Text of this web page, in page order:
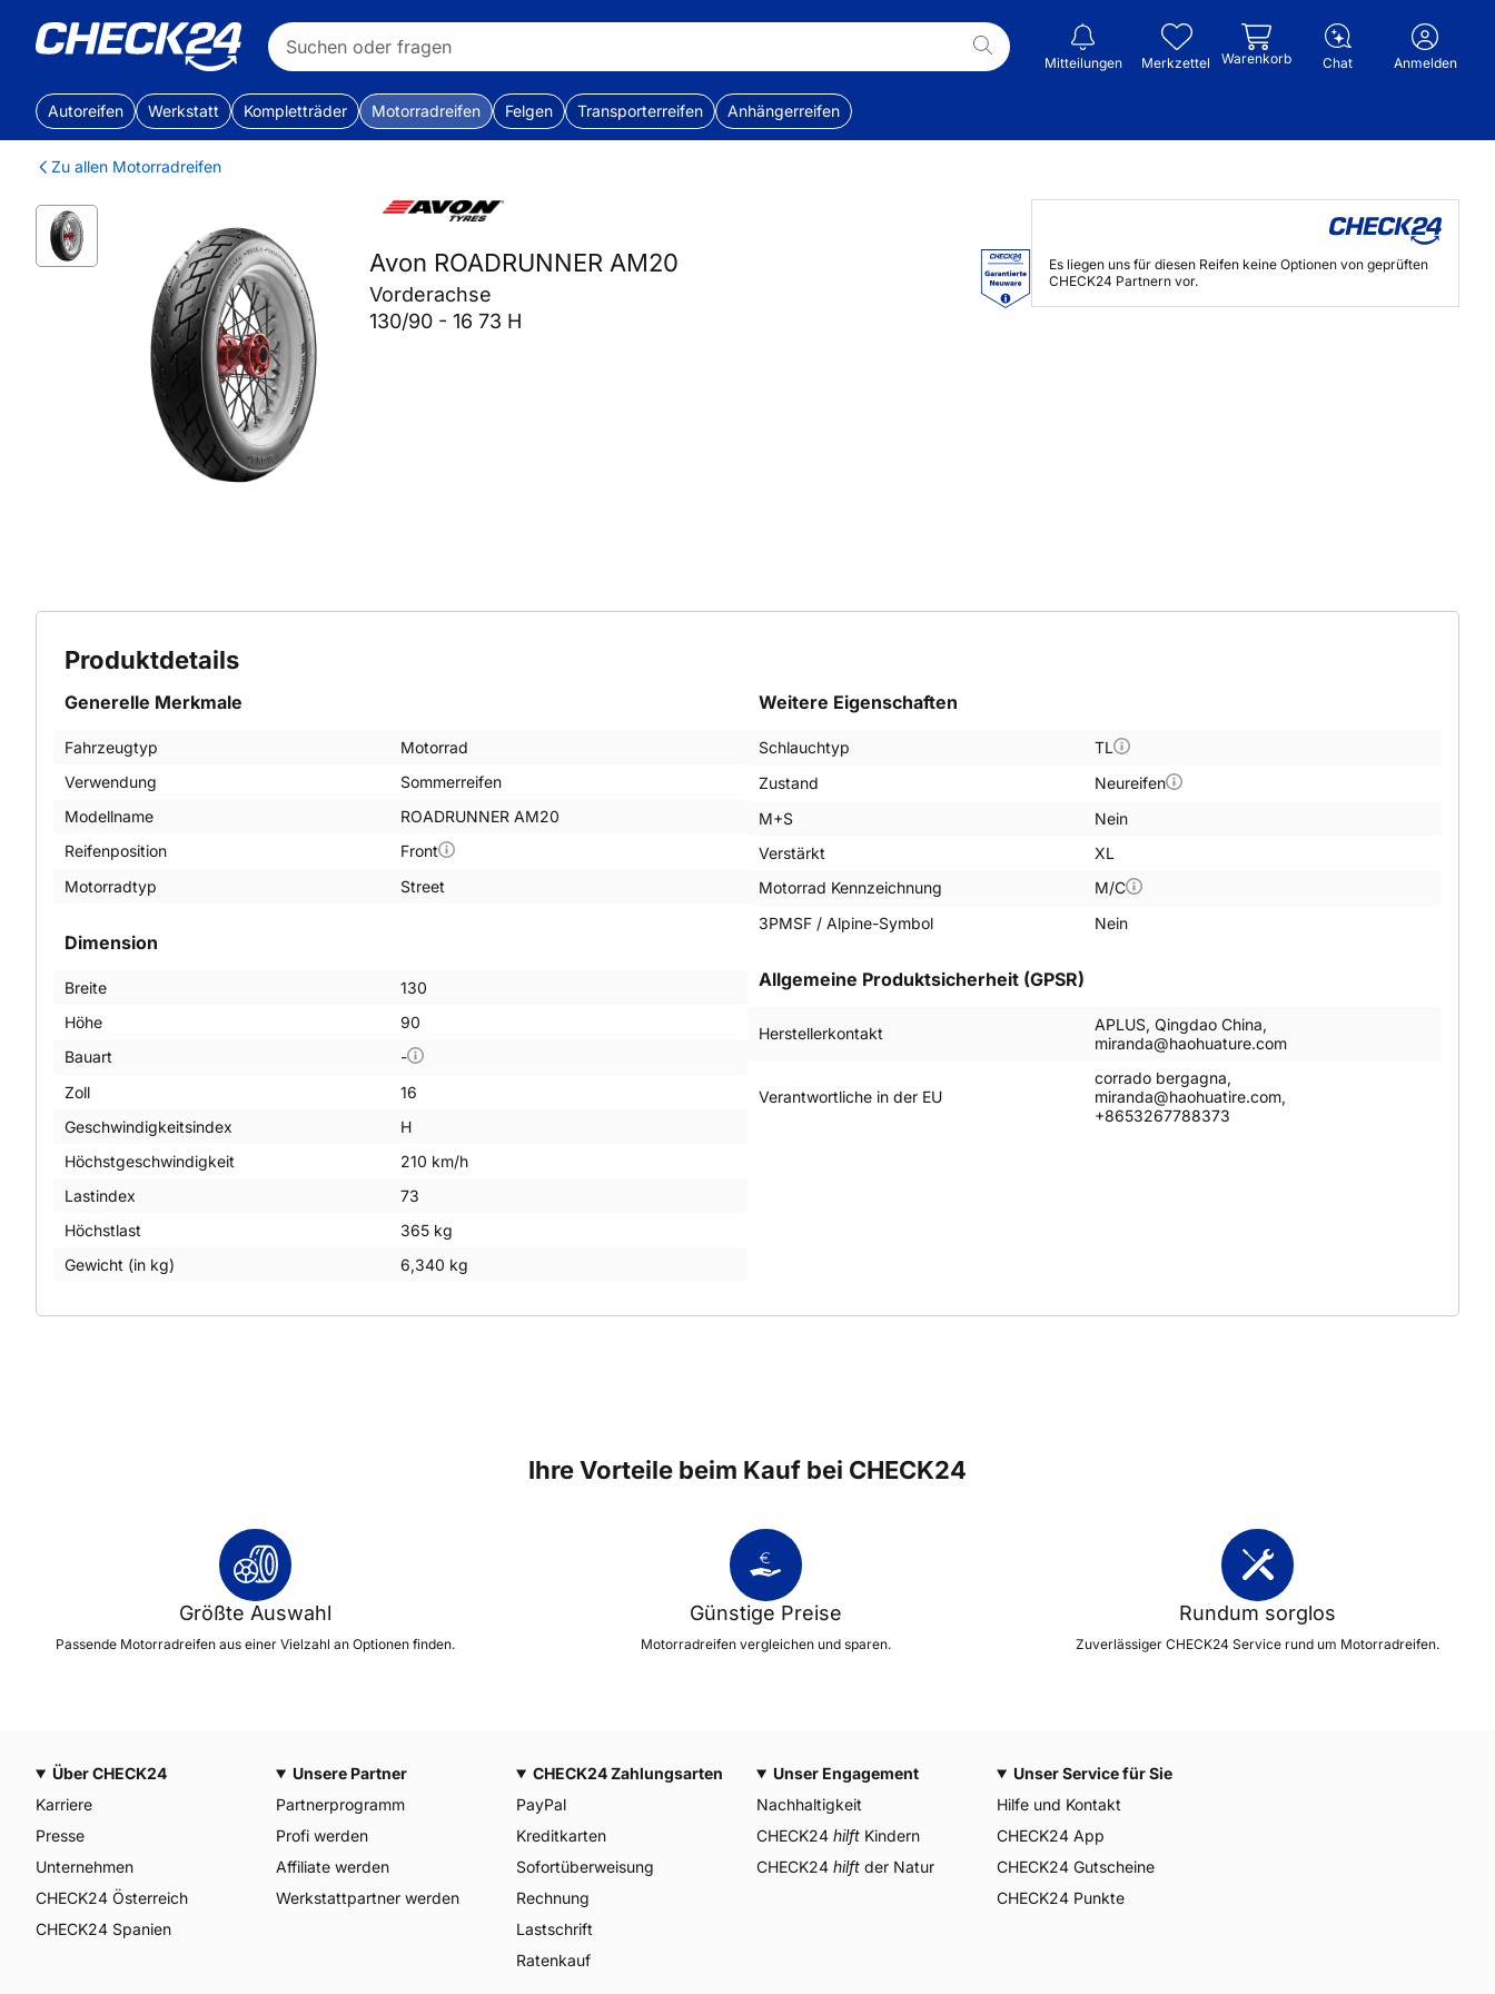
Mitteilungen Merkzettel Warenkorb Chat Anmelden
Autoreifen Werkstatt Kompletträder Motorradreifen Felgen Transporterreifen Anhängerreifen
Zu allen Motorradreifen
Avon ROADRUNNER AM20
Vorderachse
130/90 - 16 73 H
Es liegen uns für diesen Reifen keine Optionen von geprüften
CHECK24 Partnern vor.
Produktdetails
Dimension
Breite
130
Höhe
90
Bauart
-
Zoll
16
Geschwindigkeitsindex
H
Höchstgeschwindigkeit
210 km/h
Lastindex
73
Höchstlast
365 kg
Gewicht (in kg)
6,340 kg
Generelle Merkmale
Fahrzeugtyp
Motorrad
Verwendung
Sommerreifen
Modellname
ROADRUNNER AM20
Reifenposition
Front
Motorradtyp
Street
Weitere Eigenschaften
Schlauchtyp
TL
Zustand
Neureifen
M+S
Nein
Verstärkt
XL
Motorrad Kennzeichnung
M/C
3PMSF / Alpine-Symbol
Nein
Allgemeine Produktsicherheit (GPSR)
Herstellerkontakt
APLUS, Qingdao China,
miranda@haohuature.com
Verantwortliche in der EU
corrado bergagna,
miranda@haohuatire.com,
+8653267788373
Ihre Vorteile beim Kauf bei CHECK24
Größte Auswahl
Passende Motorradreifen aus einer Vielzahl an Optionen finden.
Günstige Preise
Motorradreifen vergleichen und sparen.
Rundum sorglos
Zuverlässiger CHECK24 Service rund um Motorradreifen.
Über CHECK24
Karriere
Presse
Unternehmen
CHECK24 Österreich
CHECK24 Spanien
Unsere Partner
Partnerprogramm
Profi werden
Affiliate werden
Werkstattpartner werden
CHECK24 Zahlungsarten
PayPal
Kreditkarten
Sofortüberweisung
Rechnung
Lastschrift
Ratenkauf
Unser Engagement
Nachhaltigkeit
CHECK24 hilft Kindern
CHECK24 hilft der Natur
Unser Service für Sie
Hilfe und Kontakt
CHECK24 App
CHECK24 Gutscheine
CHECK24 Punkte